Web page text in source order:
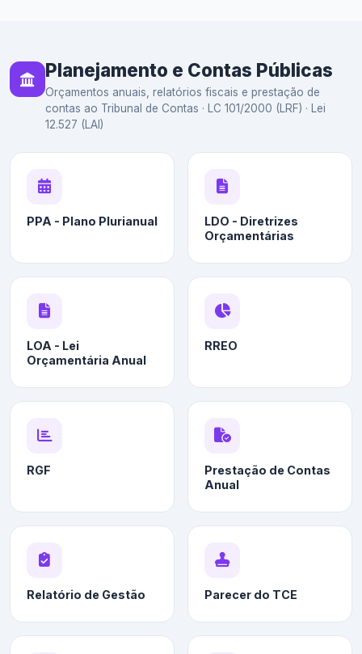
Planejamento e Contas Públicas
Orçamentos anuais, relatórios fiscais e prestação de
contas ao Tribunal de Contas · LC 101/2000 (LRF) · Lei
12.527 (LAI)
PPA - Plano Plurianual
LDO - Diretrizes
Orçamentárias
LOA - Lei
Orçamentária Anual
RREO
RGF
Prestação de Contas
Anual
Relatório de Gestão Parecer do TCE